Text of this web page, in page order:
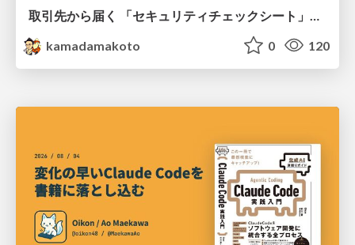
kamadamakoto
0 120